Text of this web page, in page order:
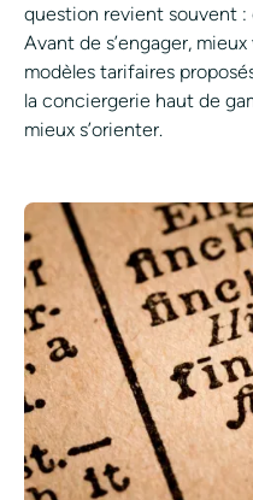
question revient souvent
Avant de s’engager,
modèles tarifaires
la conciergerie haut de
mieux s’orienter.